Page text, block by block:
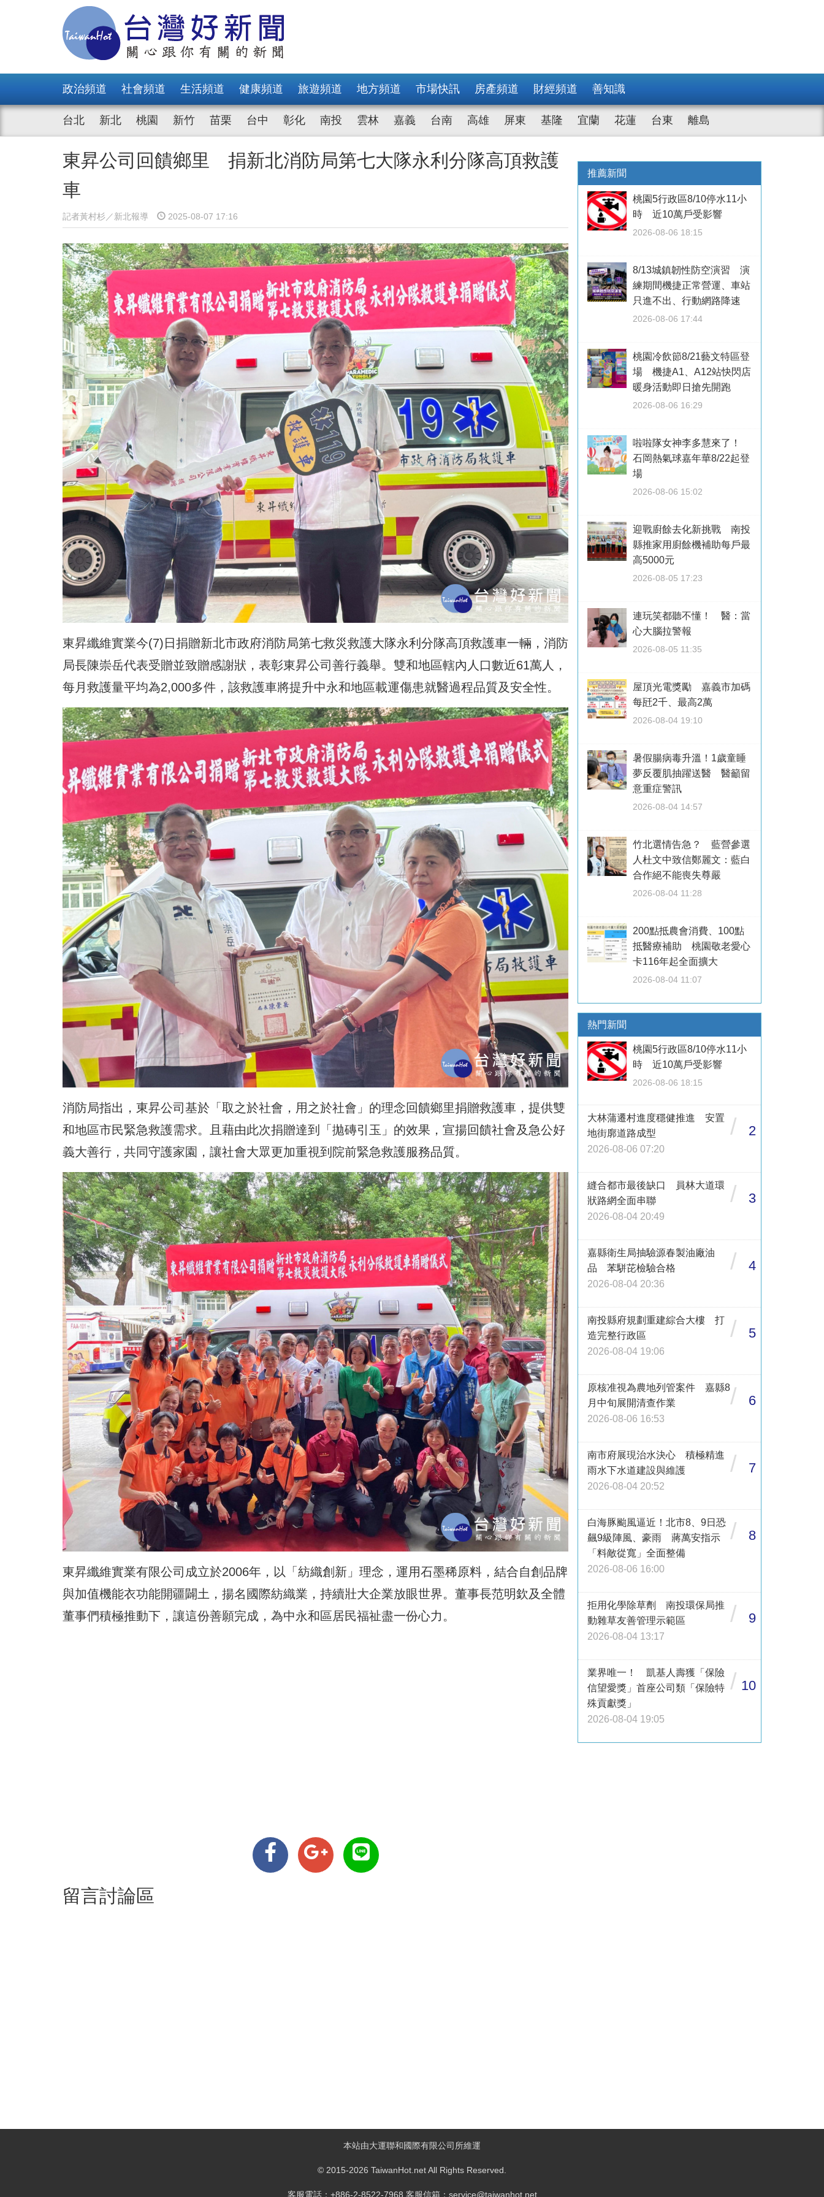
政治頻道 社會頻道 生活頻道 健康頻道 旅遊頻道 地方頻道 市場快訊 房產頻道 財經頻道 善知識
台北 新北 桃園 新竹 苗栗 台中 彰化 南投 雲林 嘉義 台南 高雄 屏東 基隆 宜蘭 花蓮 台東 離島
東昇公司回饋鄉里 捐新北消防局第七大隊永利分隊高頂救護
車
記者黃村杉／新北報導 2025-08-07 17:16
東昇纖維實業今(7)日捐贈新北市政府消防局第七救災救護大隊永利分隊高頂救護車一輛，消防
局長陳崇岳代表受贈並致贈感謝狀，表彰東昇公司 善行義舉。雙和地區轄內人口數近61萬人，
每月救護量平均為2,000多件，該救護車將提升中永和地區載運傷患就醫過程品質及安全性。
消防局指出，東昇公司基於「取之於社會，用之於社會」的理念回饋鄉里捐贈救護車，提供雙
和地區市民緊急救護需求。且藉由此次捐贈達到「拋磚引玉」的效果，宣揚回饋社會及急公好
義大善行，共同守護家園，讓社會大眾更加重視到院前緊急救護服務品質。
東昇纖維實業有限公司成立於2006年，以「紡織創新」理念，運用石墨稀原料，結合自創品牌
與加值機能衣功能開疆闢土，揚名國際紡織業，持續壯大企業放眼世界。董事長范明欽及全體
董事們積極推動下，讓這份善願完成，為中永和區居民福祉盡一份心力。
留言討論區
推薦新聞
桃園5行政區8/10停水11小
時 近10萬戶受影響
2026-08-06 18:15
8/13城鎮韌性防空演習 演
練期間機捷正常營運、車站
只進不出、行動網路降速
2026-08-06 17:44
桃園冷飲節8/21藝文特區登
場 機捷A1、A12站快閃店
暖身活動即日搶先開跑
2026-08-06 16:29
啦啦隊女神李多慧來了！
石岡熱氣球嘉年華8/22起登
場
2026-08-06 15:02
迎戰廚餘去化新挑戰 南投
縣推家用廚餘機補助每戶最
高5000元
2026-08-05 17:23
連玩笑都聽不懂！ 醫：當
心大腦拉警報
2026-08-05 11:35
屋頂光電獎勵 嘉義市加碼
每瓩2千、最高2萬
2026-08-04 19:10
暑假腸病毒升溫！1歲童睡
夢反覆肌抽躍送醫 醫籲留
意重症警訊
2026-08-04 14:57
竹北選情告急？ 藍營參選
人杜文中致信鄭麗文：藍白
合作絕不能喪失尊嚴
2026-08-04 11:28
200點抵農會消費、100點
抵醫療補助 桃園敬老愛心
卡116年起全面擴大
2026-08-04 11:07
熱門新聞
桃園5行政區8/10停水11小
時 近10萬戶受影響
2026-08-06 18:15
大林蒲遷村進度穩健推進 安置
地街廓道路成型
2026-08-06 07:20
/ 2
縫合都市最後缺口 員林大道環
狀路網全面串聯
2026-08-04 20:49
/ 3
嘉縣衛生局抽驗源春製油廠油
品 苯駢芘檢驗合格
2026-08-04 20:36
/ 4
南投縣府規劃重建綜合大樓 打
造完整行政區
2026-08-04 19:06
/ 5
原核准視為農地列管案件 嘉縣8
月中旬展開清查作業
2026-08-06 16:53
/ 6
南市府展現治水決心 積極精進
雨水下水道建設與維護
2026-08-04 20:52
/ 7
白海豚颱風逼近！北市8、9日恐
飆9級陣風、豪雨 蔣萬安指示
「料敵從寬」全面整備
2026-08-06 16:00
/ 8
拒用化學除草劑 南投環保局推
動雜草友善管理示範區
2026-08-04 13:17
/ 9
業界唯一！ 凱基人壽獲「保險
信望愛獎」首座公司類「保險特
殊貢獻獎」
2026-08-04 19:05
/ 10
本站由大運聯和國際有限公司所維運
© 2015-2026 TaiwanHot.net All Rights Reserved.
客服電話：+886-2-8522-7968 客服信箱：service@taiwanhot.net